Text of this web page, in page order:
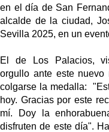
en el día de San
alcalde de la ciudad,
Sevilla 2025, en un
El de Los Palacios,
orgullo ante este nuevo
colgarse la medalla:
hoy. Gracias por este
mí. Doy la
disfruten de este día".